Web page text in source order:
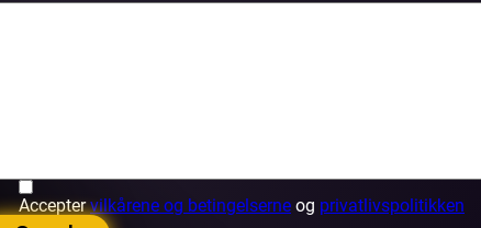
Acceptervilkårene og betingelserne og privatlivspolitikken